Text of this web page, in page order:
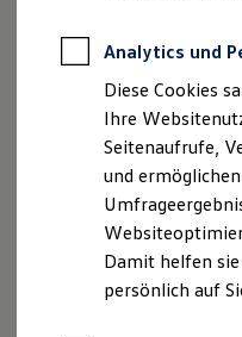
Behörden
Anpfiff zum
Elektromobilität
Elektroautos
ID. Tutorials
ID. EVERY1
Reichweite
Analytics und
Diese Cookies
Ihre
Seitenaufrufe,
und
Damit helfen
persönlich auf